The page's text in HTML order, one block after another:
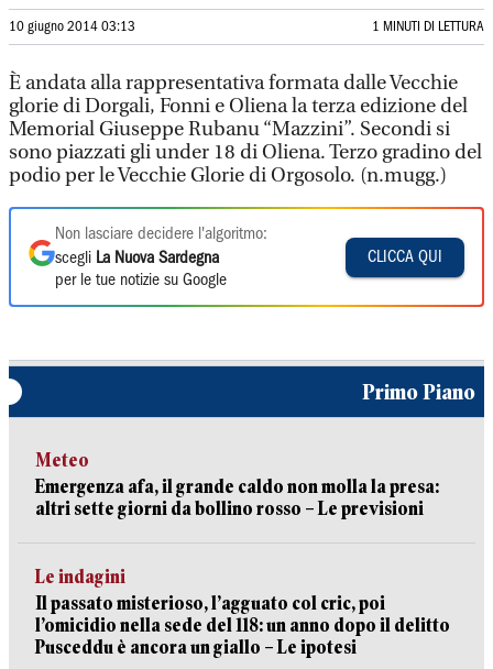
10 giugno 2014 03:13 1 MINUTI DI LETTURA
È andata alla rappresentativa formata dalle Vecchie
glorie di Dorgali, Fonni e Oliena la terza edizione del
Memorial Giuseppe Rubanu “Mazzini”. Secondi si
sono piazzati gli under 18 di Oliena. Terzo gradino del
podio per le Vecchie Glorie di Orgosolo. (n.mugg.)
Non lasciare decidere l'algoritmo:
scegli La Nuova Sardegna
per le tue notizie su Google
CLICCA QUI
Primo Piano
Meteo
Emergenza afa, il grande caldo non molla la presa:
altri sette giorni da bollino rosso – Le previsioni
Le indagini
Il passato misterioso, l’agguato col cric, poi
l’omicidio nella sede del 118: un anno dopo il delitto
Pusceddu è ancora un giallo – Le ipotesi